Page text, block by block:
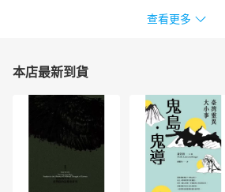
查看更多
本店最新到貨